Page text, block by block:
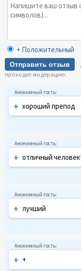
+ Положительный
Отправить отзыв
проходит модерацию.
+ хороший препод
+ отличный человек!
+ лучший
+ +